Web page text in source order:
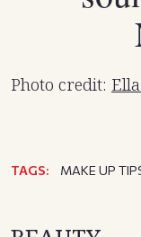
Photo credit:
TAGS: MAKE UP